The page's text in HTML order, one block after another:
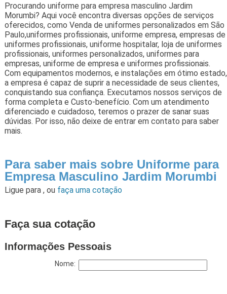
Procurando uniforme para empresa masculino Jardim
Morumbi? Aqui você encontra diversas opções de serviços
oferecidos, como Venda de uniformes personalizados em São
Paulo,uniformes profissionais, uniforme empresa, empresas de
uniformes profissionais, uniforme hospitalar, loja de uniformes
profissionais, uniformes personalizados, uniformes para
empresas, uniforme de empresa e uniformes profissionais.
Com equipamentos modernos, e instalações em ótimo estado,
a empresa é capaz de suprir a necessidade de seus clientes,
conquistando sua confiança. Executamos nossos serviços de
forma completa e Custo-benefício. Com um atendimento
diferenciado e cuidadoso, teremos o prazer de sanar suas
dúvidas. Por isso, não deixe de entrar em contato para saber
mais.
Para saber mais sobre Uniforme para
Empresa Masculino Jardim Morumbi
Ligue para , ou faça uma cotação
Faça sua cotação
Informações Pessoais
Nome: